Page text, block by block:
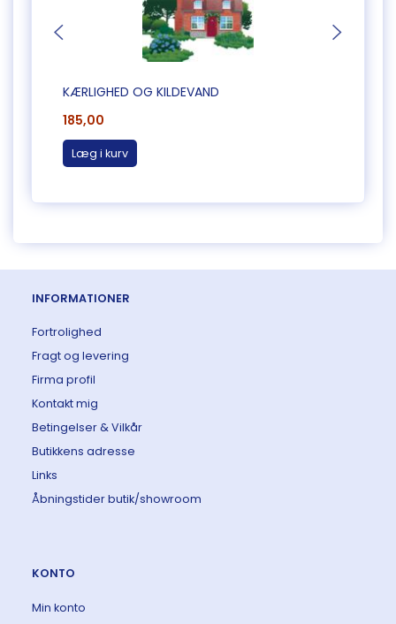
KÆRLIGHED OG KILDEVAND
185,00
Læg i kurv
INFORMATIONER
Fortrolighed
Fragt og levering
Firma profil
Kontakt mig
Betingelser & Vilkår
Butikkens adresse
Links
Åbningstider butik/showroom
KONTO
Min konto